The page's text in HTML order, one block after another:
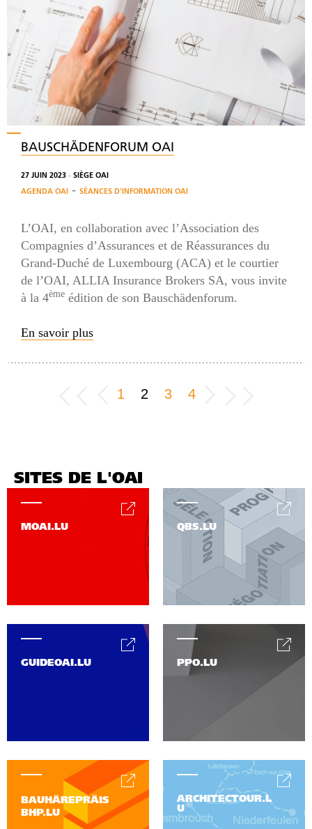
BAUSCHÄDENFORUM OAI
27 JUIN 2023 - SIÈGE OAI
AGENDA OAI - SÉANCES D'INFORMATION OAI
L’OAI, en collaboration avec l’Association des
Compagnies d’Assurances et de Réassurances du
Grand-Duché de Luxembourg (ACA) et le courtier
de l’OAI, ALLIA Insurance Brokers SA, vous invite
à la 4ème édition de son Bauschädenforum.
En savoir plus
1 2 3 4
SITES DE L'OAI
MOAI.LU QBS.LU
PPO.LU
GUIDEOAI.LU
BAUHÄREPRÄIS
BHP.LU
ARCHITECTOUR.L
U